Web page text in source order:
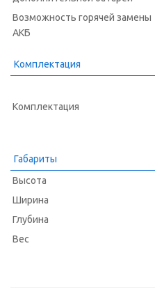
Возможность горячей замены
АКБ
Комплектация
Комплектация
Габариты
Высота
Ширина
Глубина
Вес